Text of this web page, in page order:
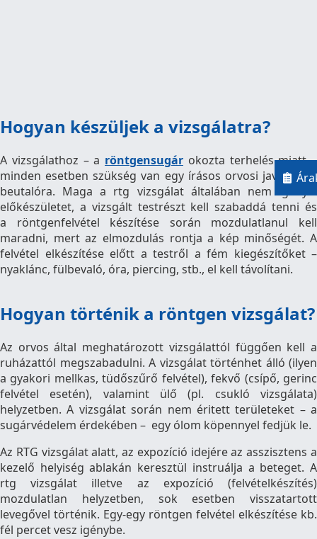
Hogyan készüljek a vizsgálatra?
A vizsgálathoz – a röntgensugár okozta terhelés miatt –
minden esetben szükség van egy írásos orvosi javaslatra,
beutalóra. Maga a rtg vizsgálat általában nem igényel
előkészületet, a vizsgált testrészt kell szabaddá tenni és
a röntgenfelvétel készítése során mozdulatlanul kell
maradni, mert az elmozdulás rontja a kép minőségét. A
felvétel elkészítése előtt a testről a fém kiegészítőket –
nyaklánc, fülbevaló, óra, piercing, stb., el kell távolítani.
Hogyan történik a röntgen vizsgálat?
Az orvos által meghatározott vizsgálattól függően kell a
ruházattól megszabadulni. A vizsgálat történhet álló (ilyen
a gyakori mellkas, tüdőszűrő felvétel), fekvő (csípő, gerinc
felvétel esetén), valamint ülő (pl. csukló vizsgálata)
helyzetben. A vizsgálat során nem éritett területeket – a
sugárvédelem érdekében – egy ólom köpennyel fedjük le.
Az RTG vizsgálat alatt, az expozíció idejére az asszisztens a
kezelő helyiség ablakán keresztül instruálja a beteget. A
rtg vizsgálat illetve az expozíció (felvételkészítés)
mozdulatlan helyzetben, sok esetben visszatartott
levegővel történik. Egy-egy röntgen felvétel elkészítése kb.
fél percet vesz igénybe.